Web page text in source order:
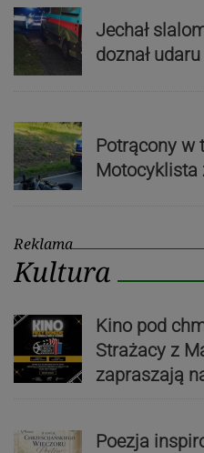
Jechał
doznał udaru
Potrącony w
Motocyklista
Reklama
Kultura
Kino pod
Strażacy z
zapraszają
Poezja